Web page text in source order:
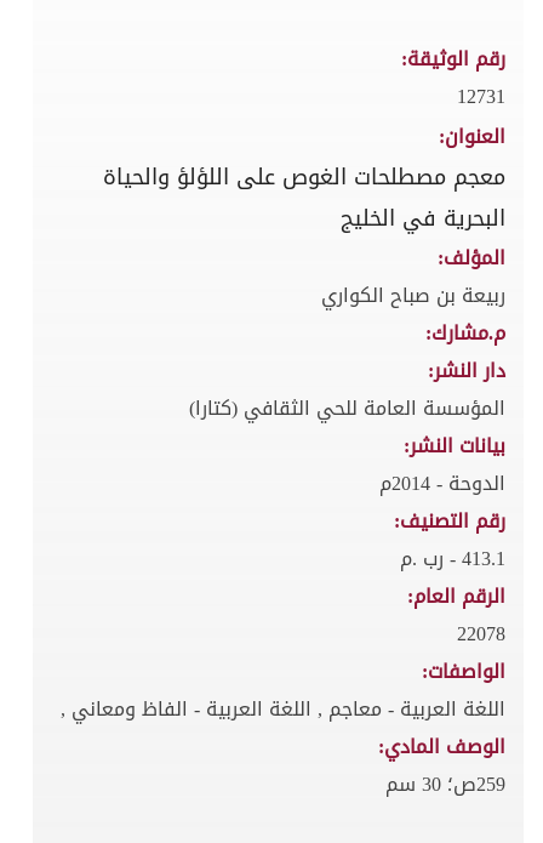
رقم الوثيقة:
12731
العنوان:
معجم مصطلحات الغوص على اللؤلؤ والحياة
البحرية في الخليج
المؤلف:
ربيعة بن صباح الكواري
م.مشارك:
دار النشر:
المؤسسة العامة للحي الثقافي (كتارا)
بيانات النشر:
الدوحة - 2014م
رقم التصنيف:
413.1 - رب .م
الرقم العام:
22078
الواصفات:
اللغة العربية - معاجم , اللغة العربية - الفاظ ومعاني ,
الوصف المادي:
259ص؛ 30 سم